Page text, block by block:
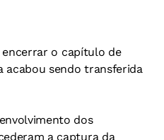
o capítulo de
acabou sendo transferida
dos
a captura da